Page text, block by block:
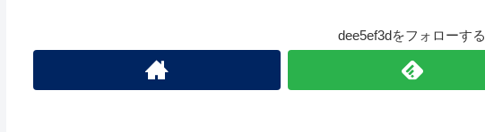
dee5ef3dをフォローする